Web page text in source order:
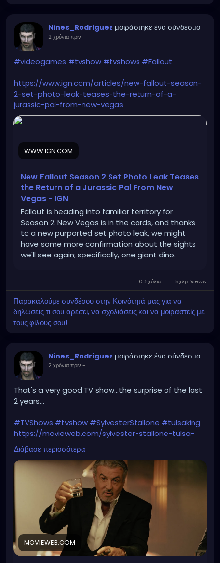
Nines_Rodriguez μοιράστηκε ένα σύνδεσμο
2 χρόνια πριν -
#videogames #tvshow #tvshows #Fallout
https://www.ign.com/articles/new-fallout-season-
2-set-photo-leak-teases-the-return-of-a-
jurassic-pal-from-new-vegas
WWW.IGN.COM
New Fallout Season 2 Set Photo Leak Teases
the Return of a Jurassic Pal From New
Vegas - IGN
Fallout is heading into familiar territory for
Season 2. New Vegas is in the cards, and thanks
to a new purported set photo leak, we might
have some more confirmation about the sights
we'll see again; specifically, one giant dino.
0 Σχόλια 5χλμ. Views
Παρακαλούμε συνδέσου στην Κοινότητά μας για να
δηλώσεις τι σου αρέσει, να σχολιάσεις και να μοιραστείς με
τους φίλους σου!
Nines_Rodriguez μοιράστηκε ένα σύνδεσμο
2 χρόνια πριν -
That's a very good TV show...the surprise of the last
2 years...
#TVShows #tvshow #SylvesterStallone #tulsaking
https://movieweb.com/sylvester-stallone-tulsa-
king-season-3-4-renewal/
Διάβασε περισσότερα
MOVIEWEB.COM